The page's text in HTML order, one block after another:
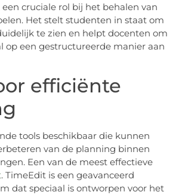
cruciale rol bij het behalen van
Het stelt studenten in staat om
te zien en helpt docenten om
op een gestructureerde manier aan
efficiënte
tools beschikbaar die kunnen
van de planning binnen
Een van de meest effectieve
. TimeEdit is een geavanceerd
dat speciaal is ontworpen voor het